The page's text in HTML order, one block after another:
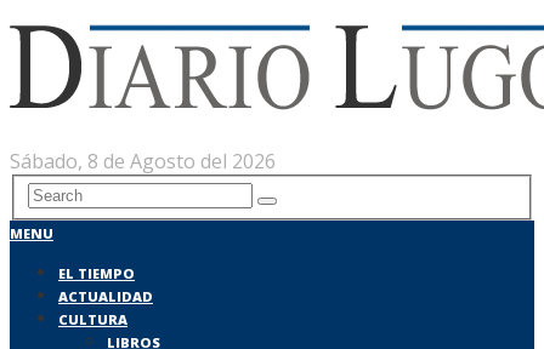
Sábado, 8 de Agosto del 2026
MENU
EL TIEMPO
ACTUALIDAD
CULTURA
LIBROS